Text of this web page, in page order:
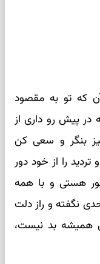
‌که تو به مقصود
پیش رو داری از
بنگر و سعی کن
را از خود دور
هستی و با همه
نگفته و راز دلت
همیشه بد نیست،